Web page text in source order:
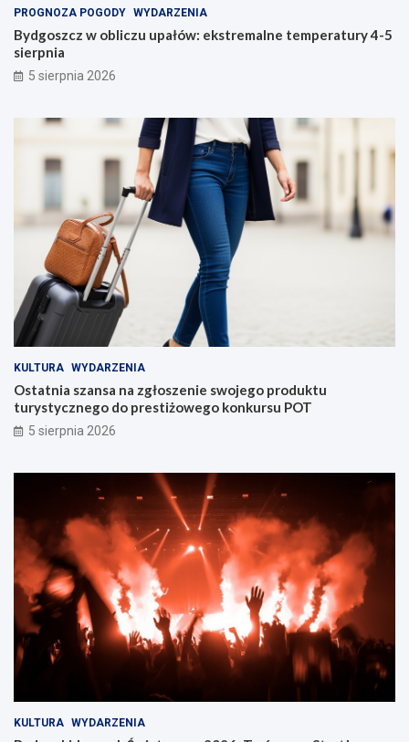
PROGNOZA POGODY WYDARZENIA
Bydgoszcz w obliczu upałów: ekstremalne temperatury 4-5
sierpnia
5 sierpnia 2026
KULTURA WYDARZENIA
Ostatnia szansa na zgłoszenie swojego produktu
turystycznego do prestiżowego konkursu POT
5 sierpnia 2026
KULTURA WYDARZENIA